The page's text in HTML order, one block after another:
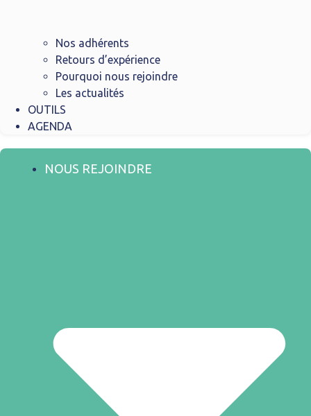
Nos adhérents
Retours d’expérience
Pourquoi nous rejoindre
Les actualités
OUTILS
AGENDA
NOUS REJOINDRE